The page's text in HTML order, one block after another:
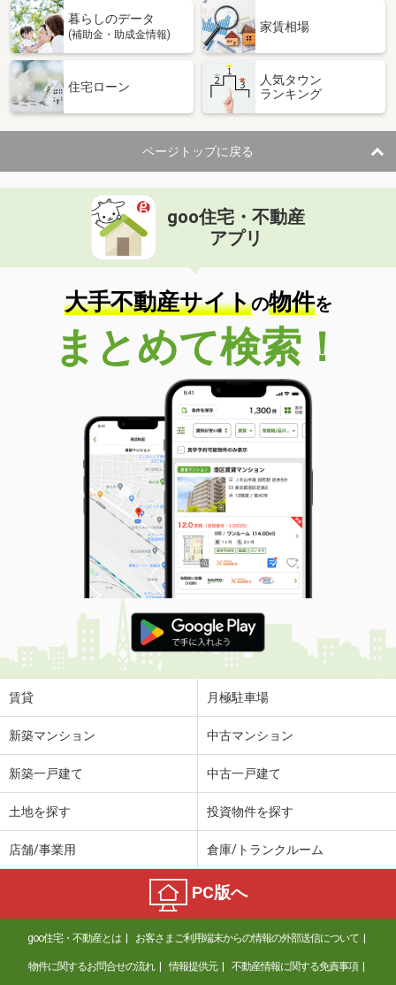
暮らしのデータ
(補助金・助成金情報)
家賃相場
住宅ローン
人気タウン
ランキング
ページトップに戻る
goo住宅・不動産
アプリ
大手不動産サイトの物件を
まとめて検索！
賃貸 月極駐車場
新築マンション 中古マンション
新築一戸建て 中古一戸建て
土地を探す 投資物件を探す
店舗/事業用 倉庫/トランクルーム
PC版へ
goo住宅・不動産とは お客さまご利用端末からの情報の外部送信について
物件に関するお問合せの流れ 情報提供元 不動産情報に関する免責事項